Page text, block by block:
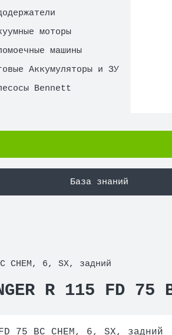
моторы
машины
Аккумуляторы и ЗУ
Bennett
База знаний
CHEM, 6, SX, задний
R 115 FD 75